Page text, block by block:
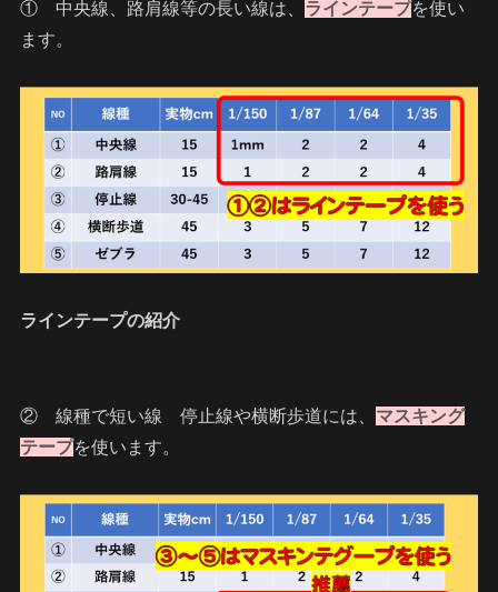
① 中央線、路肩線等の長い線は、 ラインテープを使い
ます。
ラインテープの紹介
② 線種で短い線 停止線や横断歩道には、 マスキング
テープを使います。